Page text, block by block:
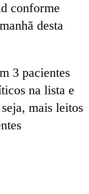
conforme
desta
3 pacientes
na lista e
mais leitos